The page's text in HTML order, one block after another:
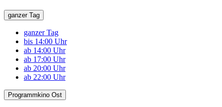
ganzer Tag
ganzer Tag
bis 14:00 Uhr
ab 14:00 Uhr
ab 17:00 Uhr
ab 20:00 Uhr
ab 22:00 Uhr
Programmkino Ost